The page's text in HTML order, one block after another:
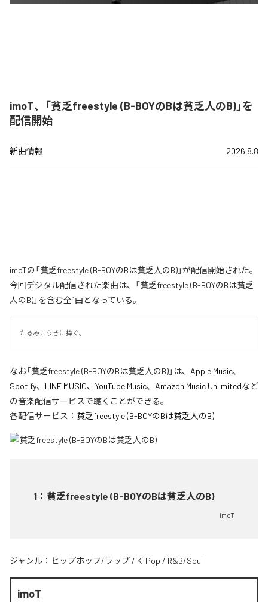
imoT、「貧乏freestyle (B-BOYのBは貧乏人のB)」を
配信開始
新曲情報 2026.8.8
imoTの「貧乏freestyle (B-BOYのBは貧乏人のB)」が配信開始された。
今回デジタル配信された楽曲は、「貧乏freestyle (B-BOYのBは貧乏
人のB)」を含む全1曲となっている。
たるみこうきに捧ぐ。
なお「貧乏freestyle (B-BOYのBは貧乏人のB)」は、 Apple Music、
Spotify、 LINE MUSIC、 YouTube Music、 Amazon Music Unlimitedなど
の音楽配信サービスで聴くことができる。
各配信サービス： 貧乏freestyle (B-BOYのBは貧乏人のB)
1 ： 貧乏freestyle (B-BOYのBは貧乏人のB)
imoT
ジャンル： ヒップホップ/ラップ / K-Pop / R&B/Soul
imoT